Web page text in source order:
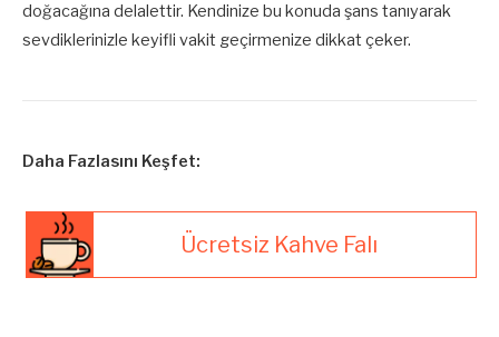
doğacağına delalettir. Kendinize bu konuda şans tanıyarak
sevdiklerinizle keyifli vakit geçirmenize dikkat çeker.
Daha Fazlasını Keşfet:
Ücretsiz Kahve Falı